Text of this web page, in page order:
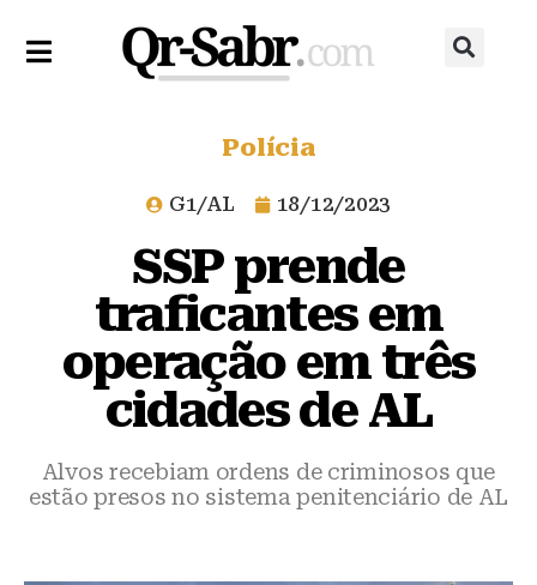
Polícia
G1/AL 18/12/2023
SSP prende
traficantes em
operação em três
cidades de AL
Alvos recebiam ordens de criminosos que
estão presos no sistema penitenciário de AL